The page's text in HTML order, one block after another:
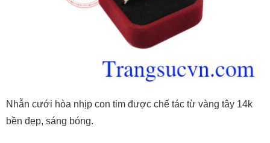
Nhẫn cưới hòa nhịp con tim được chế tác từ vàng tây 14k
bền đẹp, sáng bóng.